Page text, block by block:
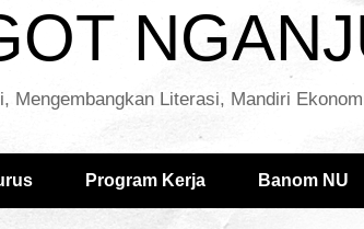
Mengembangkan Literasi, Mandiri
Program Kerja Banom NU